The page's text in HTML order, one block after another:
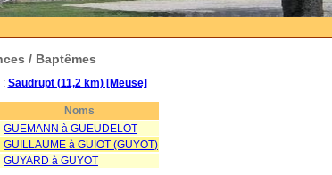
/ Baptêmes
: Saudrupt (11,2 km) [Meuse]
Noms
GUEMANN à GUEUDELOT
GUILLAUME à GUIOT (GUYOT)
GUYARD à GUYOT